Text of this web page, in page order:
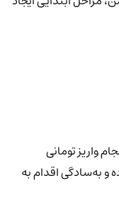
واریز تومانی
به‌سادگی اقدام به